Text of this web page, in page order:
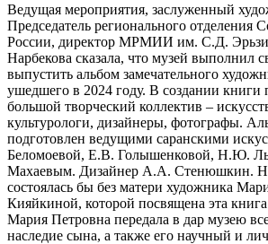
Ведущая мероприятия, заслуженный
Председатель регионального отделения
России, директор МРМИИ им. С.Д.
Нарбекова сказала, что музей выполнил
выпустить альбом замечательного
ушедшего в 2024 году. В создании книги
большой творческий коллектив –
культурологи, дизайнеры, фотографы.
подготовлен ведущими саранскими
Беломоевой, Е.В. Голышенковой, Н.Ю.
Махаевым. Дизайнер А.А. Стенюшкин. Но
состоялась бы без матери художника
Кияйкиной, которой посвящена эта
Мария Петровна передала в дар музею
наследие сына, а также его научный и